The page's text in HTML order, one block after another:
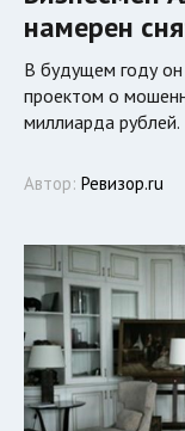
намерен
В будущем году
проектом о
миллиарда рублей.
Автор: Ревизор.ru